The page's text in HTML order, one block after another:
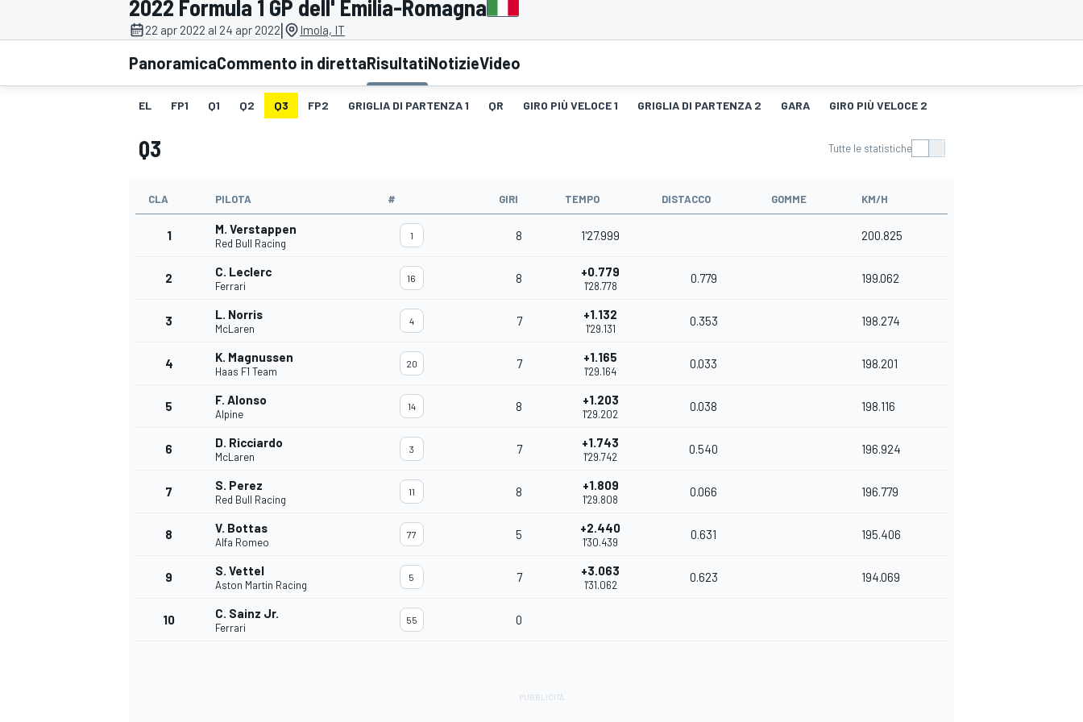
MOTOGP WEC
WRC
2022 Formula 1 GP dell' Emilia-Romagna
22 apr 2022 al 24 apr 2022| Imola, IT
PanoramicaCommento in direttaRisultatiNotizieVideo
EL FP1 Q1 Q2 Q3 FP2 GRIGLIA DI PARTENZA 1 QR GIRO PIÙ VELOCE 1 GRIGLIA DI PARTENZA 2 GARA GIRO PIÙ VELOCE 2
Q3 Tutte le statistiche
CLA PILOTA # GIRI TEMPO DISTACCO GOMME KM/H
1 M. Verstappen
Red Bull Racing
1 8 1'27.999 200.825
2 C. Leclerc
Ferrari
16 8 +0.779
1'28.778
0.779 199.062
3 L. Norris
McLaren
4 7 +1.132
1'29.131
0.353 198.274
4 K. Magnussen
Haas F1 Team
20 7 +1.165
1'29.164
0.033 198.201
5 F. Alonso
Alpine
14 8 +1.203
1'29.202
0.038 198.116
6 D. Ricciardo
McLaren
3 7 +1.743
1'29.742
0.540 196.924
7 S. Perez
Red Bull Racing
11 8 +1.809
1'29.808
0.066 196.779
8 V. Bottas
Alfa Romeo
77 5 +2.440
1'30.439
0.631 195.406
9 S. Vettel
Aston Martin Racing
5 7 +3.063
1'31.062
0.623 194.069
10 C. Sainz Jr.
Ferrari
55 0